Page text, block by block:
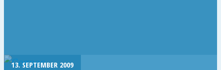
13. SEPTEMBER 2009